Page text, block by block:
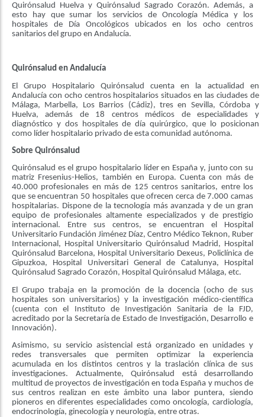
Quirónsalud Huelva y Quirónsalud Sagrado Corazón. Además, a
esto hay que sumar los servicios de Oncología Médica y los
hospitales de Día Oncológicos ubicados en los ocho centros
sanitarios del grupo en Andalucía.
Quirónsalud en Andalucía
El Grupo Hospitalario Quirónsalud cuenta en la actualidad en
Andalucía con ocho centros hospitalarios situados en las ciudades de
Málaga, Marbella, Los Barrios (Cádiz), tres en Sevilla, Córdoba y
Huelva, además de 18 centros médicos de especialidades y
diagnóstico y dos hospitales de día quirúrgico, que lo posicionan
como líder hospitalario privado de esta comunidad autónoma.
Sobre Quirónsalud
Quirónsalud es el grupo hospitalario líder en España y, junto con su
matriz Fresenius-Helios, también en Europa. Cuenta con más de
40.000 profesionales en más de 125 centros sanitarios, entre los
que se encuentran 50 hospitales que ofrecen cerca de 7.000 camas
hospitalarias. Dispone de la tecnología más avanzada y de un gran
equipo de profesionales altamente especializados y de prestigio
internacional. Entre sus centros, se encuentran el Hospital
Universitario Fundación Jiménez Díaz, Centro Médico Teknon, Ruber
Internacional, Hospital Universitario Quirónsalud Madrid, Hospital
Quirónsalud Barcelona, Hospital Universitario Dexeus, Policlínica de
Gipuzkoa, Hospital Universitari General de Catalunya, Hospital
Quirónsalud Sagrado Corazón, Hospital Quirónsalud Málaga, etc.
El Grupo trabaja en la promoción de la docencia (ocho de sus
hospitales son universitarios) y la investigación médico-científica
(cuenta con el Instituto de Investigación Sanitaria de la FJD,
acreditado por la Secretaría de Estado de Investigación, Desarrollo e
Innovación).
Asimismo, su servicio asistencial está organizado en unidades y
redes transversales que permiten optimizar la experiencia
acumulada en los distintos centros y la traslación clínica de sus
investigaciones. Actualmente, Quirónsalud está desarrollando
multitud de proyectos de investigación en toda España y muchos de
sus centros realizan en este ámbito una labor puntera, siendo
pioneros en diferentes especialidades como oncología, cardiología,
endocrinología, ginecología y neurología, entre otras.